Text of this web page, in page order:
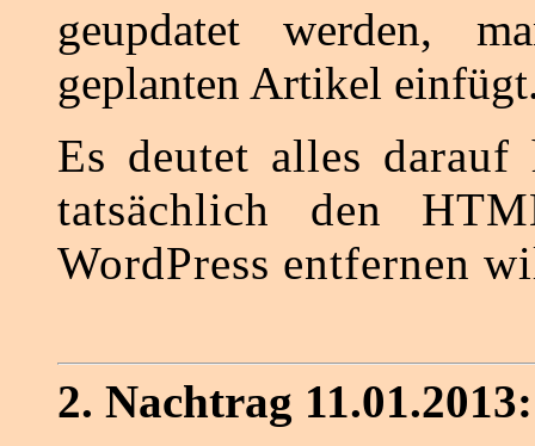
geupdatet werden,
geplanten Artikel
Es deutet alles
tatsächlich den
WordPress entfernen
2. Nachtrag 11.01.2013: